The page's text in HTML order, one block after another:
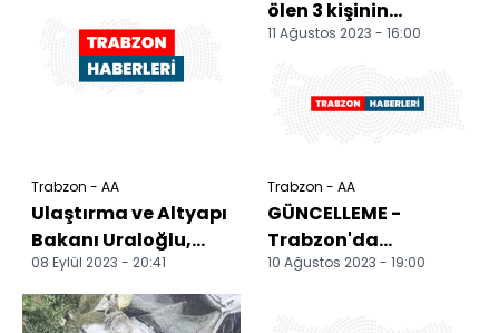
Trabzon - AA
Ulaştırma ve Altyapı
Bakanı Uraloğlu,
Trabzon'da
ziyaretlerde bulundu
08 Eylül 2023 - 20:41
ölen 3 kişinin
cenazeleri
11 Ağustos 2023 - 16:00
Trabzon - AA
GÜNCELLEME -
Trabzon'da
kamyonetin
10 Ağustos 2023 - 19:00